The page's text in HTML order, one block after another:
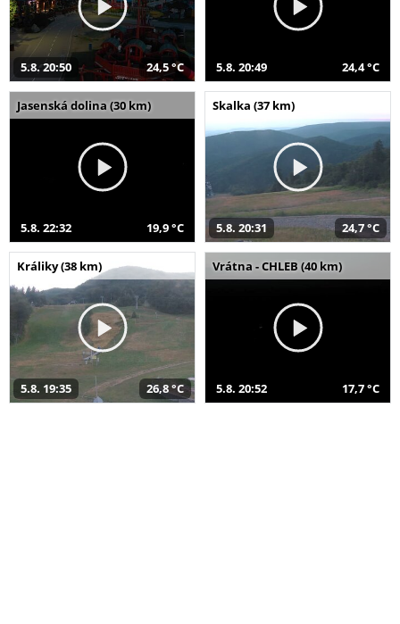
5.8. 20:50 24,5 °C 5.8. 20:49 24,4 °C
Jasenská dolina (30 km)
5.8. 22:32 19,9 °C
Skalka (37 km)
5.8. 20:31 24,7 °C
Králiky (38 km)
5.8. 19:35 26,8 °C
Vrátna - CHLEB (40 km)
5.8. 20:52 17,7 °C